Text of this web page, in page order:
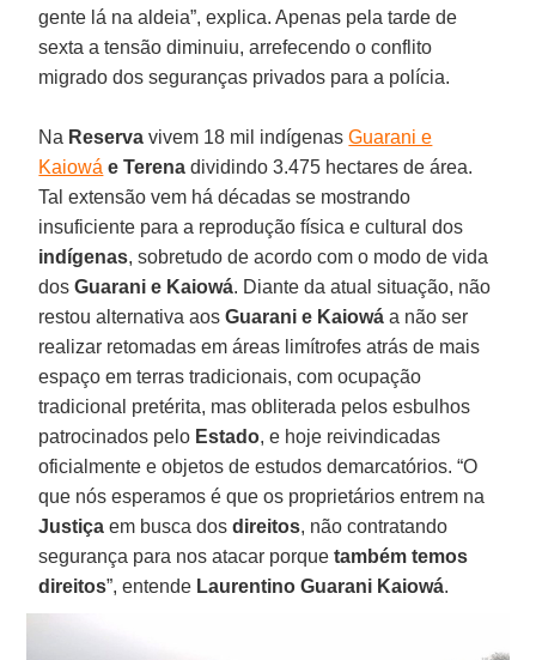
gente lá na aldeia”, explica. Apenas pela tarde de
sexta a tensão diminuiu, arrefecendo o conflito
migrado dos seguranças privados para a polícia.
Na Reserva vivem 18 mil indígenasGuarani e
Kaiowá e Terena dividindo 3.475 hectares de área.
Tal extensão vem há décadas se mostrando
insuficiente para a reprodução física e cultural dos
indígenas, sobretudo de acordo com o modo de vida
dosGuarani e Kaiowá. Diante da atual situação, não
restou alternativa aosGuarani e Kaiowá a não ser
realizar retomadas em áreas limítrofes atrás de mais
espaço em terras tradicionais, com ocupação
tradicional pretérita, mas obliterada pelos esbulhos
patrocinados pelo Estado, e hoje reivindicadas
oficialmente e objetos de estudos demarcatórios. “O
que nós esperamos é que os proprietários entrem na
Justiça em busca dosdireitos, não contratando
segurança para nos atacar porque também temos
direitos”, entende Laurentino Guarani Kaiowá.